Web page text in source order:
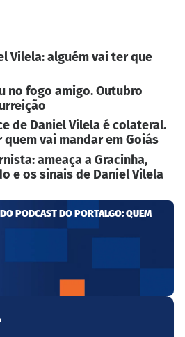
Vilela: alguém vai ter que
no fogo amigo. Outubro
de Daniel Vilela é colateral.
quem vai mandar em Goiás
ameaça a Gracinha,
e os sinais de Daniel Vilela
PODCAST DO PORTALGO: QUEM